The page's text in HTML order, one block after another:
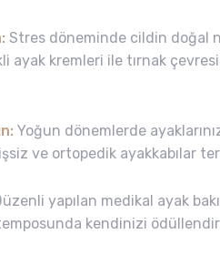
Stres döneminde cildin doğal
ayak kremleri ile tırnak
Yoğun dönemlerde
ve ortopedik ayakkabılar
yapılan medikal ayak
kendinizi